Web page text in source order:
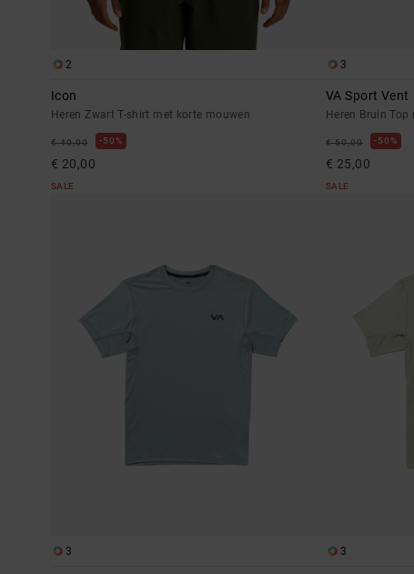
2
Icon
Heren Zwart T-shirt met korte mouwen
€ 40,00 50%
€ 20,00
SALE
3
VA Sport Vent
Heren Bruin
€ 50,00 50%
€ 25,00
SALE
3 3